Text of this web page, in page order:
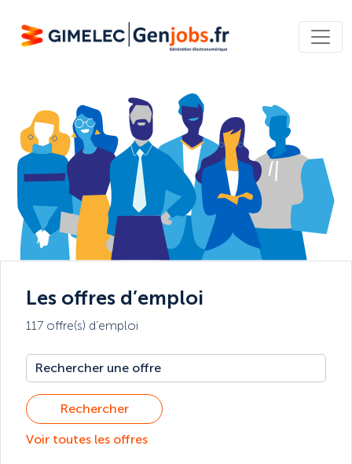
Les offres d’emploi
117 offre(s) d’emploi
Rechercher
Voir toutes les offres